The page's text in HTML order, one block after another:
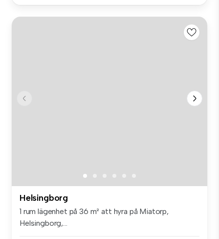
Helsingborg
1 rum lägenhet på 36 m² att hyra på Miatorp,
Helsingborg,...